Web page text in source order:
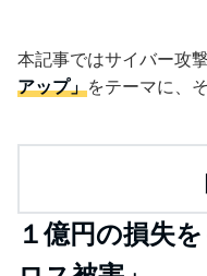
本記事ではサイバー攻
アップ」をテーマに、
１億円の損失